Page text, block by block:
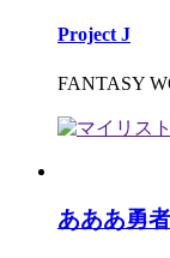
Project J
FANTASY
あああ勇者